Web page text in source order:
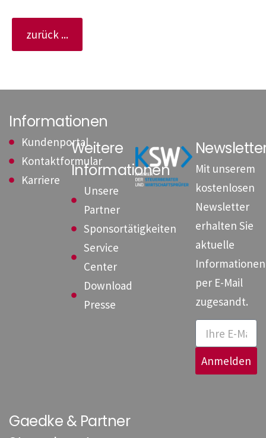
zurück ...
Informationen
Kundenportal
Kontaktformular
Karriere
Weitere
Informationen
Unsere
Partner
Sponsortätigkeiten
Service
Center
Download
Presse
Mit unserem
kostenlosen
Newsletter
erhalten Sie
aktuelle
Informationen
per E-Mail
zugesandt.
Anmelden
Gaedke & Partner